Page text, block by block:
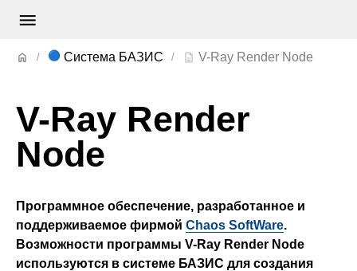
🔵 Система БАЗИС V-Ray Render Node
V-Ray Render
Node
Программное обеспечение, разработанное и
поддерживаемое фирмой Chaos SoftWare.
Возможности программы V-Ray Render Node
используются в системе БАЗИС для создания